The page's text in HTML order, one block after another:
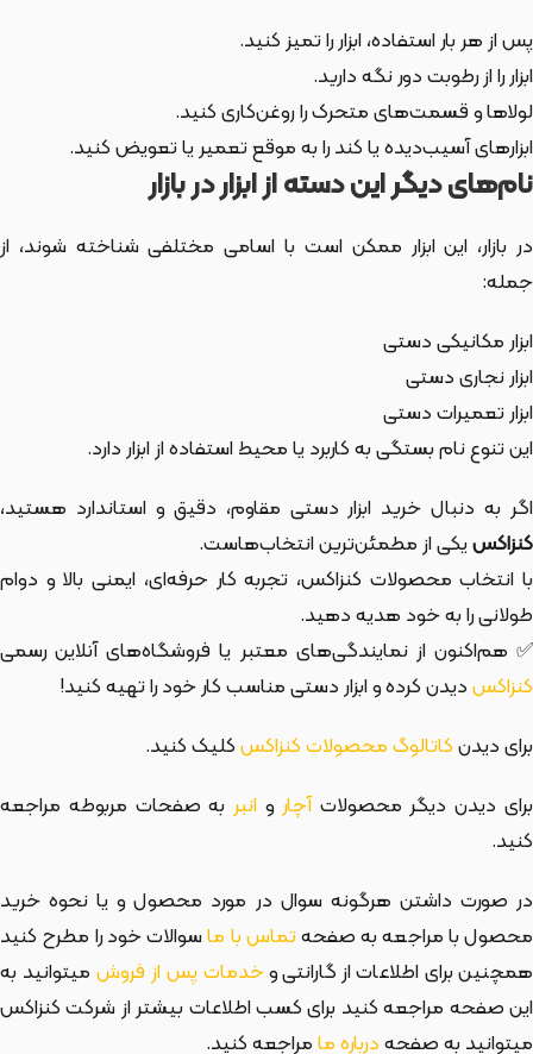
پس از هر بار استفاده، ابزار را تمیز کنید.
ابزار را از رطوبت دور نگه دارید.
لولاها و قسمت‌های متحرک را روغن‌کاری کنید.
ابزارهای آسیب‌دیده یا کند را به موقع تعمیر یا تعویض کنید.
نام‌های دیگر این دسته از ابزار در بازار
در بازار، این ابزار ممکن است با اسامی مختلفی شناخته شوند، از
جمله:
ابزار مکانیکی دستی
ابزار نجاری دستی
ابزار تعمیرات دستی
این تنوع نام بستگی به کاربرد یا محیط استفاده از ابزار دارد.
اگر به دنبال خرید ابزار دستی مقاوم، دقیق و استاندارد هستید،
کنزاکسیکی از مطمئن‌ترین انتخاب‌هاست.
با انتخاب محصولات کنزاکس، تجربه کار حرفه‌ای، ایمنی بالا و دوام
طولانی را به خود هدیه دهید.
✅ هم‌اکنون از نمایندگی‌های معتبر یا فروشگاه‌های آنلاین رسمی
کنزاکسدیدن کرده و ابزار دستی مناسب کار خود را تهیه کنید!
برای دیدنکاتالوگ محصولات کنزاکسکلیک کنید.
برای دیدن دیگر محصولاتآچار و انبربه صفحات مربوطه مراجعه
کنید.
در صورت داشتن هرگونه سوال در مورد محصول و یا نحوه خرید
محصول با مراجعه به صفحهتماس با ماسوالات خود را مطرح کنید
همچنین برای اطلاعات از گارانتی وخدمات پس از فروش میتوانید به
این صفحه مراجعه کنید برای کسب اطلاعات بیشتر از شرکت کنزاکس
میتوانید به صفحهدرباره مامراجعه کنید.